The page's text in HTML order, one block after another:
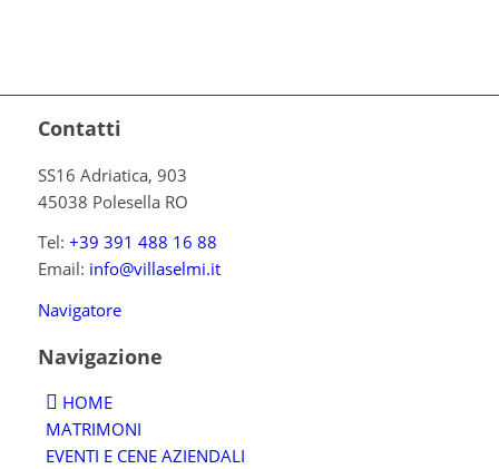
Contatti
SS16 Adriatica, 903
45038 Polesella RO
Tel: +39 391 488 16 88
Email: info@villaselmi.it
Navigatore
Navigazione
HOME
MATRIMONI
EVENTI E CENE AZIENDALI